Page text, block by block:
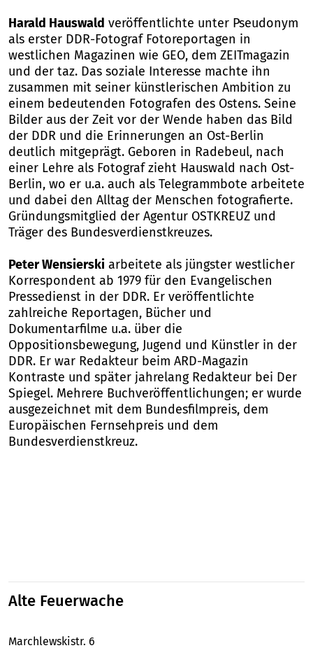
Harald Hauswald veröffentlichte unter Pseudonym
als erster DDR-Fotograf Fotoreportagen in
westlichen Magazinen wie GEO, dem ZEITmagazin
und der taz. Das soziale Interesse machte ihn
zusammen mit seiner künstlerischen Ambition zu
einem bedeutenden Fotografen des Ostens. Seine
Bilder aus der Zeit vor der Wende haben das Bild
der DDR und die Erinnerungen an Ost-Berlin
deutlich mitgeprägt. Geboren in Radebeul, nach
einer Lehre als Fotograf zieht Hauswald nach Ost-
Berlin, wo er u.a. auch als Telegrammbote arbeitete
und dabei den Alltag der Menschen fotografierte.
Gründungsmitglied der Agentur OSTKREUZ und
Träger des Bundesverdienstkreuzes.
Peter Wensierski arbeitete als jüngster westlicher
Korrespondent ab 1979 für den Evangelischen
Pressedienst in der DDR. Er veröffentlichte
zahlreiche Reportagen, Bücher und
Dokumentarfilme u.a. über die
Oppositionsbewegung, Jugend und Künstler in der
DDR. Er war Redakteur beim ARD-Magazin
Kontraste und später jahrelang Redakteur bei Der
Spiegel. Mehrere Buchveröffentlichungen; er wurde
ausgezeichnet mit dem Bundesfilmpreis, dem
Europäischen Fernsehpreis und dem
Bundesverdienstkreuz.
Alte Feuerwache
Marchlewskistr. 6